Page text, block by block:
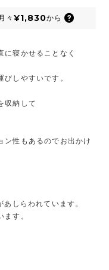
月々 ¥1,830から
に寝かせることなく
しやすいです。
収納して
ン性もあるのでお出かけ
しらわれています。
す。